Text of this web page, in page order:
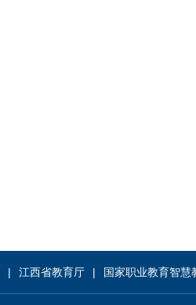
江西省教育厅 国家职业教育智慧